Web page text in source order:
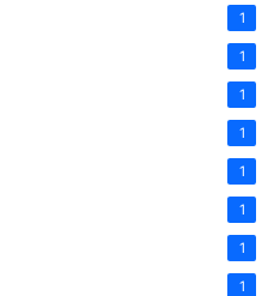
1
1
1
1
1
1
1
1